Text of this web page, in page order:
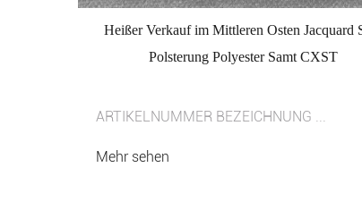
Heißer Verkauf im Mittleren Osten Jacquard
Polsterung Polyester Samt CXST
ARTIKELNUMMER BEZEICHNUNG ...
Mehr sehen